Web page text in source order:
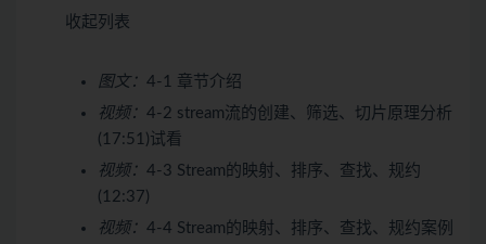
收起列表
图文： 4-1 章节介绍
视频： 4-2 stream流的创建、筛选、切片原理分析
(17:51)试看
视频： 4-3 Stream的映射、排序、查找、规约
(12:37)
视频： 4-4 Stream的映射、排序、查找、规约案例